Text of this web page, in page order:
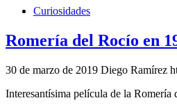
Curiosidades
Romería del Rocío en
30 de marzo de 2019 Diego Ramírez
Interesantísima película de la Romería